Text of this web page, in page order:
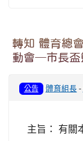
轉知 體育總
動會─市長盃
公告 體育組長-
主旨： 有關